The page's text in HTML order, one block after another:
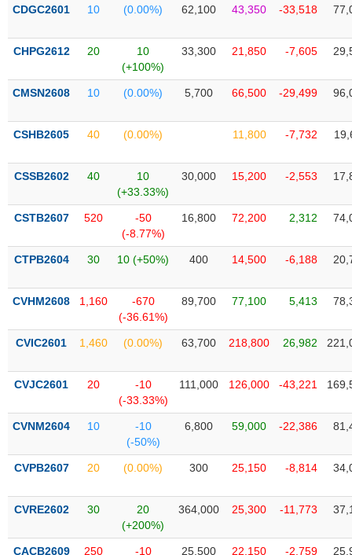
kỹ
Hồ
doanh
nghiệp
Tin
tức
kiện
liệu
Tâm
lý
trường
CDGC2601 10 (0.00%) 62,100 43,350 -33,518
CHPG2612 20
10
(+100%)
33,300 21,850 -7,605
CMSN2608 10 (0.00%) 5,700 66,500 -29,499
CSHB2605 40 (0.00%) 11,800 -7,732
CSSB2602 40
10
(+33.33%)
30,000 15,200 -2,553
CSTB2607 520
-50
(-8.77%)
16,800 72,200 2,312
CTPB2604 30 10 (+50%) 400 14,500 -6,188
CVHM2608 1,160
-670
(-36.61%)
89,700 77,100 5,413
CVIC2601 1,460 (0.00%) 63,700 218,800 26,982
CVJC2601 20
-10
(-33.33%)
111,000 126,000 -43,221
CVNM2604 10
-10
(-50%)
6,800 59,000 -22,386
CVPB2607 20 (0.00%) 300 25,150 -8,814
CVRE2602 30
20
(+200%)
364,000 25,300 -11,773
CACB2609 250 -10 25,500 22,150 -2,759
NGUYÊN
LIỆU
CÔNG
TIÊU
KHÔNG
YẾU
TIÊU
DÙNG
YẾU
CHĂM